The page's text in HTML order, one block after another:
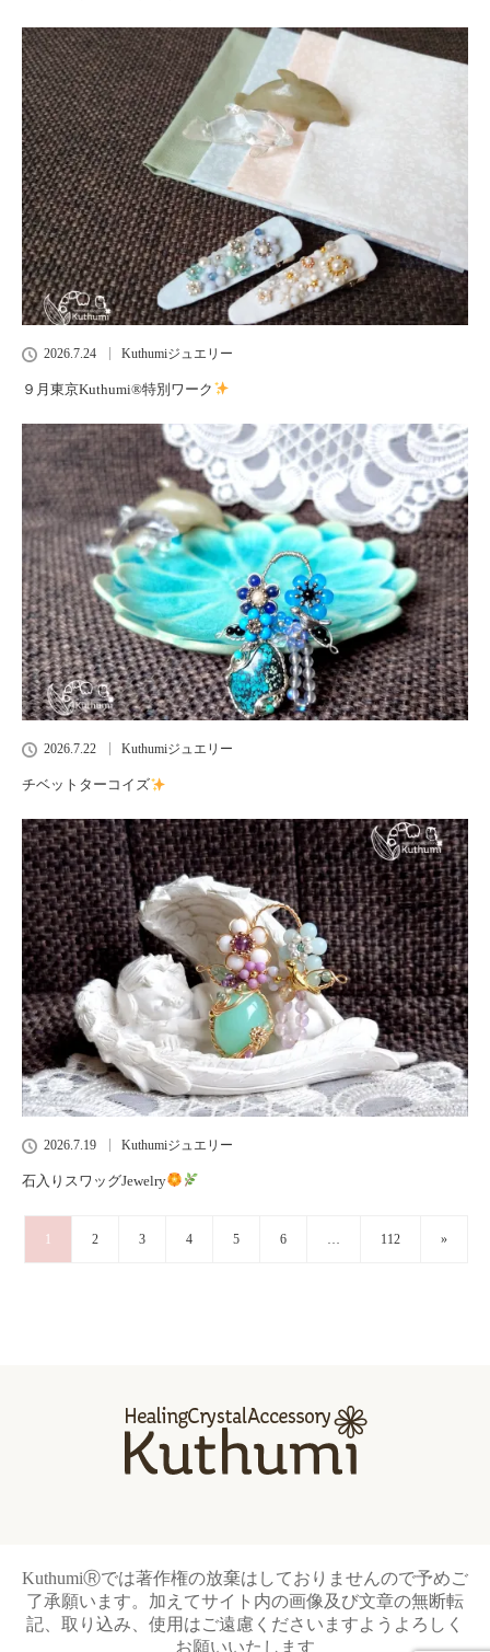
2026.7.24 Kuthumiジュエリー
９月東京Kuthumi®️特別ワーク
2026.7.22 Kuthumiジュエリー
チベットターコイズ
2026.7.19 Kuthumiジュエリー
石入りスワッグJewelry
1 2 3 4 5 6 … 112 »
KuthumiⓇでは著作権の放棄はしておりませんので予めご
了承願います。加えてサイト内の画像及び文章の無断転
記、取り込み、使用はご遠慮くださいますようよろしく
お願いいたします